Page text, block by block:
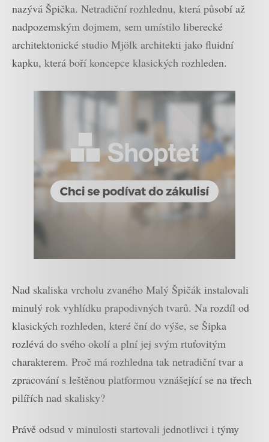
nazývá Špička. Netradiční rozhlednu, která působí až
nadpozemským dojmem, sem umístilo liberecké
architektonické studio Mjölk architekti jako fluidní
kapku, která boří koncepce klasických rozhleden.
Nad skaliska vrcholu zvaného Malý Špičák instalovali
minulý rok vyhlídku prapodivných tvarů. Na rozdíl od
klasických rozhleden, které ční do výše, se Šipka
rozlévá do svého okolí a plní jej svým rtuťovitým
charakterem. Proč má rozhledna tak netradiční tvar a
zpracování s leštěnou platformou vznášející se na třech
pilířích nad skalisky?
Právě odsud v minulosti startovali jednotlivci i týmy